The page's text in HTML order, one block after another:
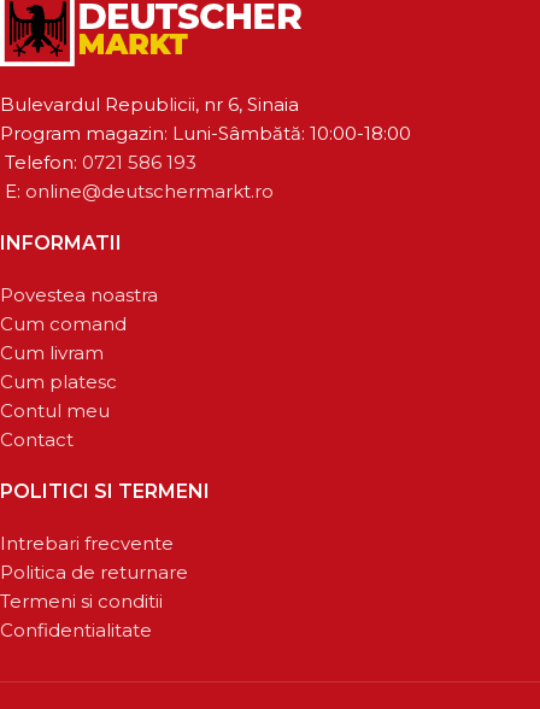
Bulevardul Republicii, nr 6, Sinaia
Program magazin: Luni-Sâmbătă: 10:00-18:00
Telefon: 0721 586 193
E: online@deutschermarkt.ro
INFORMATII
Povestea noastra
Cum comand
Cum livram
Cum platesc
Contul meu
Contact
POLITICI SI TERMENI
Intrebari frecvente
Politica de returnare
Termeni si conditii
Confidentialitate